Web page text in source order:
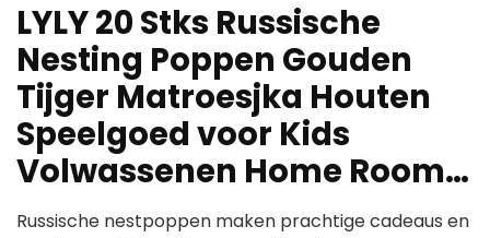
LYLY 20 Stks Russische
Nesting Poppen Gouden
Tijger Matroesjka Houten
Speelgoed voor Kids
Volwassenen Home Room…
Russische nestpoppen maken prachtige cadeaus en